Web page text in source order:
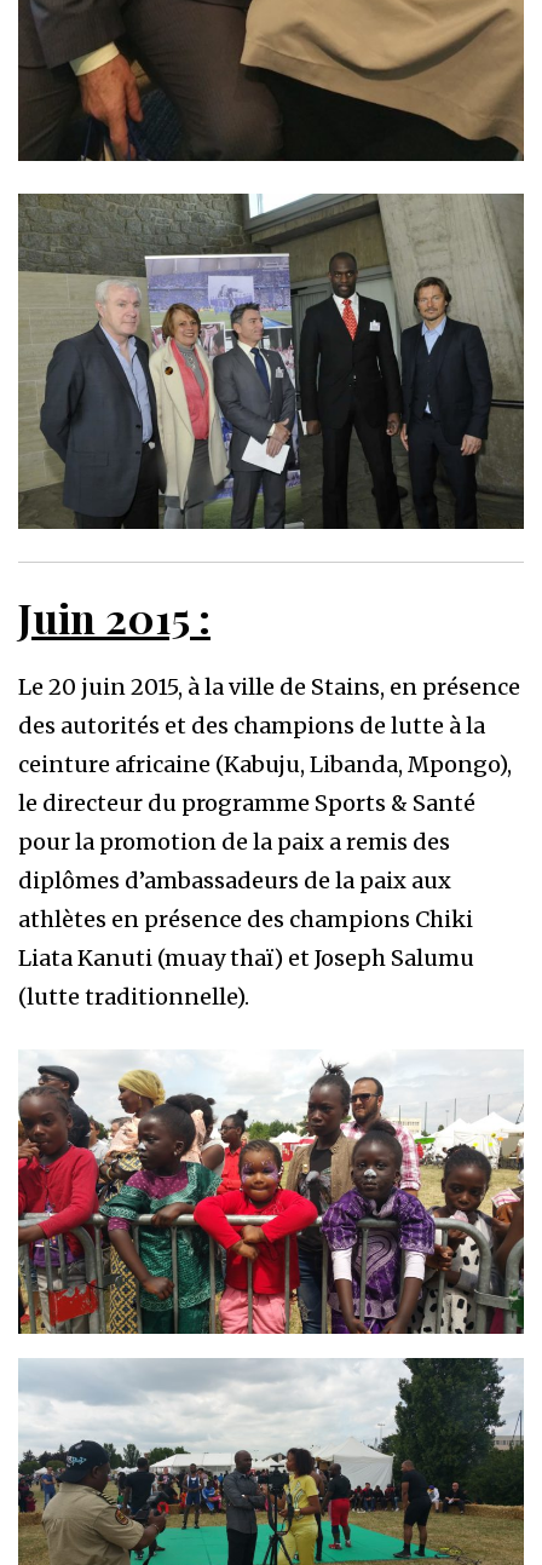
Juin 2015 :
Le 20 juin 2015, à la ville de Stains, en présence
des autorités et des champions de lutte à la
ceinture africaine (Kabuju, Libanda, Mpongo),
le directeur du programme Sports & Santé
pour la promotion de la paix a remis des
diplômes d’ambassadeurs de la paix aux
athlètes en présence des champions Chiki
Liata Kanuti (muay thaï) et Joseph Salumu
(lutte traditionnelle).